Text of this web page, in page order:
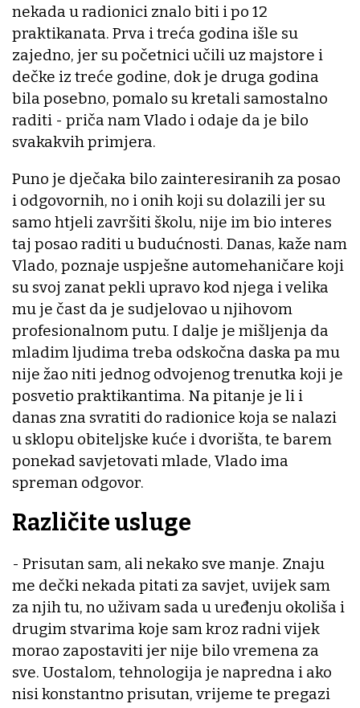
nekada u radionici znalo biti i po 12
praktikanata. Prva i treća godina išle su
zajedno, jer su početnici učili uz majstore i
dečke iz treće godine, dok je druga godina
bila posebno, pomalo su kretali samostalno
raditi - priča nam Vlado i odaje da je bilo
svakakvih primjera.
Puno je dječaka bilo zainteresiranih za posao
i odgovornih, no i onih koji su dolazili jer su
samo htjeli završiti školu, nije im bio interes
taj posao raditi u budućnosti. Danas, kaže nam
Vlado, poznaje uspješne automehaničare koji
su svoj zanat pekli upravo kod njega i velika
mu je čast da je sudjelovao u njihovom
profesionalnom putu. I dalje je mišljenja da
mladim ljudima treba odskočna daska pa mu
nije žao niti jednog odvojenog trenutka koji je
posvetio praktikantima. Na pitanje je li i
danas zna svratiti do radionice koja se nalazi
u sklopu obiteljske kuće i dvorišta, te barem
ponekad savjetovati mlade, Vlado ima
spreman odgovor.
Različite usluge
- Prisutan sam, ali nekako sve manje. Znaju
me dečki nekada pitati za savjet, uvijek sam
za njih tu, no uživam sada u uređenju okoliša i
drugim stvarima koje sam kroz radni vijek
morao zapostaviti jer nije bilo vremena za
sve. Uostalom, tehnologija je napredna i ako
nisi konstantno prisutan, vrijeme te pregazi